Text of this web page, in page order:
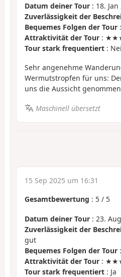
Datum deiner Tour : 18. Jan
Zuverlässigkeit der
Bequemes Folgen der Tour
Attraktivität der Tour :
Tour stark frequentiert :
Sehr angenehme
Wermutstropfen für uns:
uns die Aussicht
Maschinell übersetzt
15 Sep 2025 um 16:31
Gesamtbewertung : 5 / 5
Datum deiner Tour : 23.
Zuverlässigkeit der
gut
Bequemes Folgen der Tour
Attraktivität der Tour :
Tour stark frequentiert : Ja